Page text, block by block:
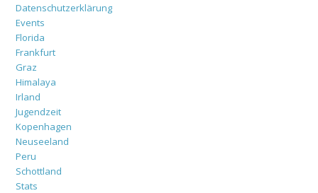
Datenschutzerklärung
Events
Florida
Frankfurt
Graz
Himalaya
Irland
Jugendzeit
Kopenhagen
Neuseeland
Peru
Schottland
Stats